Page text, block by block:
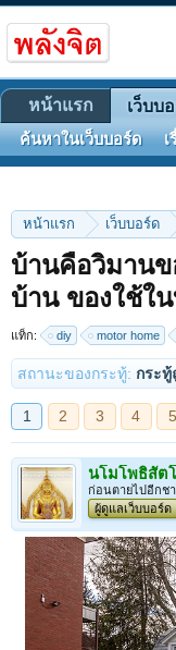
หน้าแรก เว็บบอร์ด
บ้านคือวิมานข
บ้าน ของใช้ใ
แท็ก: diy motor home
สถานะของกระทู้: กระทู้
1 2 3 4 5 6
นโมโพธิสัต
ก่อนตายไปอีกชา
ผู้ดูแลเว็บบอร์ด
หน้าแรก เว็บบ
ค้นหาในเว็บบอร์ด เ